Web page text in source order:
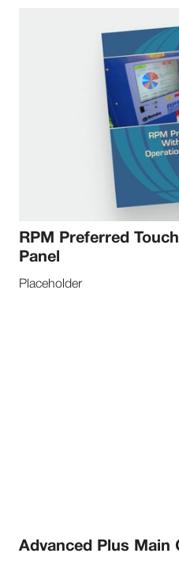
RPM Preferred
Panel
Placeholder
Advanced Plus Main